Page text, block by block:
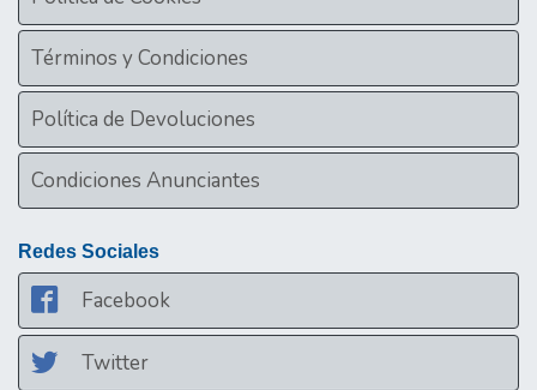
Términos y Condiciones
Política de Devoluciones
Condiciones Anunciantes
Redes Sociales
Facebook
Twitter